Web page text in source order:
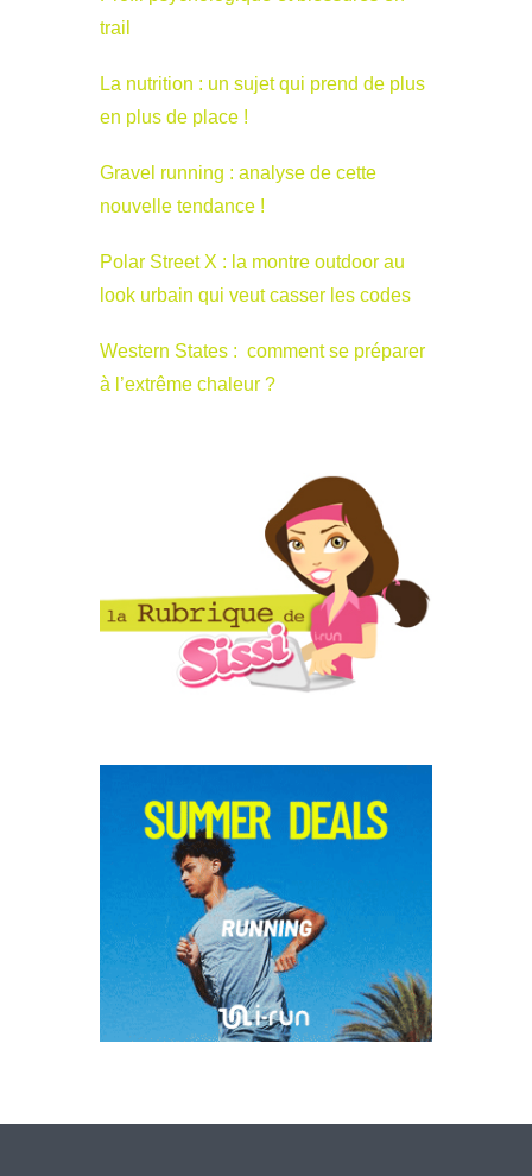
trail
La nutrition : un sujet qui prend de plus
en plus de place !
Gravel running : analyse de cette
nouvelle tendance !
Polar Street X : la montre outdoor au
look urbain qui veut casser les codes
Western States : comment se préparer
à l’extrême chaleur ?